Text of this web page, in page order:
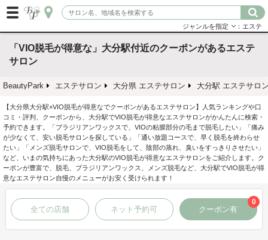
ジャンルを指定 ：エステ
「VIO脱毛が得意な」大分駅付近のクーポンがあるエステ
サロン
BeautyPark エステサロン 大分県 エステサロン 大分駅 エステサロ
【大分県大分駅×VIO脱毛が得意なでクーポンがあるエステサロン】人気ランキングや口
コミ・評判、クーポンから、大分駅でVIO脱毛が得意なエステサロンがかんたんに検索・
予約できます。「ブラジリアンワックスで、VIOの粘膜部分の毛まで脱毛したい」「痛み
が少なくて、安い脱毛サロンを探している」「通い放題コースで、早く脱毛を終わらせ
たい」「メンズ脱毛サロンで、VIO脱毛をして、陰部の蒸れ、臭いをすっきりさせたい」
など、いまの気持ちにあった大分駅のVIO脱毛が得意なエステサロンをご紹介します。ク
ーポンが豊富で、脱毛、ブラジリアンワックス、メンズ脱毛など、大分駅でVIO脱毛が得
意なエステサロン自慢のメニューがお安く受けられます！
全ての店舗 ネット予約可 クーポン有
0